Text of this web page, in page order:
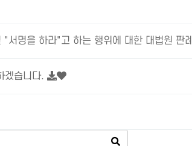
서명을 하라"고 하는 행위에 대한 대법원 판례
겠습니다.